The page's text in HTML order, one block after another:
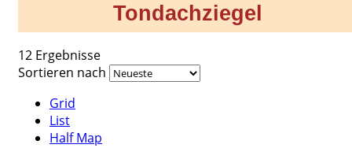
Tondachziegel
12 Ergebnisse
Sortieren nach
Grid
List
Half Map